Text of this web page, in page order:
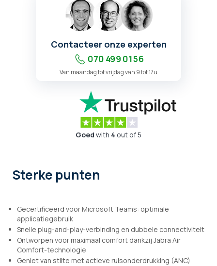
Contacteer onze experten
070 499 01 56
Van maandag tot vrijdag van 9 tot 17u
Goed with 4 out of 5
Sterke punten
Gecertificeerd voor Microsoft Teams: optimale
applicatiegebruik
Snelle plug-and-play-verbinding en dubbele connectiviteit
Ontworpen voor maximaal comfort dankzij Jabra Air
Comfort-technologie
Geniet van stilte met actieve ruisonderdrukking (ANC)